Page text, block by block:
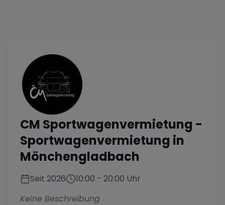
CM Sportwagenvermietung -
Sportwagenvermietung in
Mönchengladbach
Seit 2026 10:00 - 20:00 Uhr
Keine Beschreibung